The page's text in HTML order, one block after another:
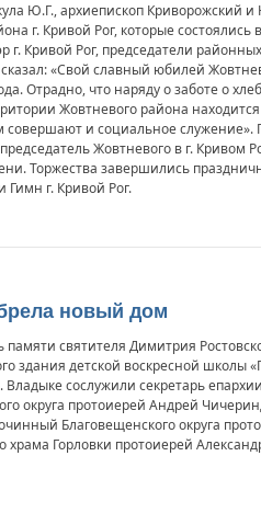
Ю.Г., архиепископ Криворожский
г. Кривой Рог, которые
г. Кривой Рог, председатели
«Свой славный юбилей
Отрадно, что наряду о заботе о
Жовтневого района
и социальное
Жовтневого в г.
Торжества завершились
Гимн г. Кривой Рог.
новый дом
памяти святителя Димитрия
здания детской воскресной школы
Владыке сослужили секретарь
округа протоиерей Андрей
Благовещенского округа
храма Горловки протоиерей